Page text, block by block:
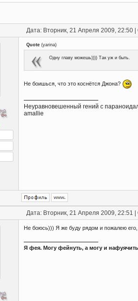
Дата: Вторник, 21 Апреля 2009, 22:50
Quote (yarina)
Одну главу можешь)))) Так уж и быть.
Не боишься, что это коснётся Джона?
Неуравновешенный гений с
amallie
Дата: Вторник, 21 Апреля 2009, 22:51
Не боюсь))) Я же буду рядом и пожалею его,
Я фея. Могу фейнуть, а могу и